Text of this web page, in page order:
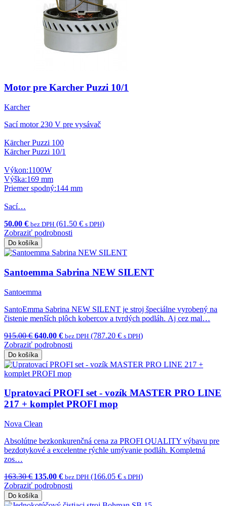
Motor pre Karcher Puzzi 10/1
Karcher
Sací motor 230 V pre vysávač
Kärcher Puzzi 100
Kärcher Puzzi 10/1
Výkon:1100W
Výška:169 mm
Priemer spodný:144 mm
Sací…
50.00 € bez DPH (61.50 € s DPH)
Zobraziť podrobnosti
Do košíka
Santoemma Sabrina NEW SILENT
Santoemma
SantoEmma Sabrina NEW SILENT je stroj špeciálne vyrobený na
čistenie menších plôch kobercov a tvrdých podláh. Aj cez mal…
915.00 € 640.00 € bez DPH (787.20 € s DPH)
Zobraziť podrobnosti
Do košíka
Upratovací PROFI set - vozík MASTER PRO LINE
217 + komplet PROFI mop
Nova Clean
Absolútne bezkonkurenčná cena za PROFI QUALITY výbavu pre
bezdotykové a excelentne rýchle umývanie podláh. Kompletná
zos…
163.30 € 135.00 € bez DPH (166.05 € s DPH)
Zobraziť podrobnosti
Do košíka